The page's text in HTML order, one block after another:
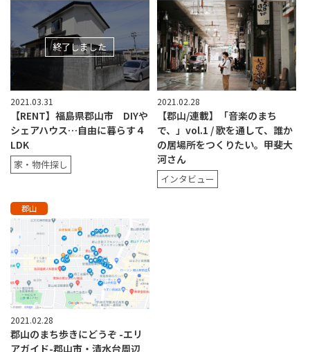
終了しました
2021.03.31
【RENT】福島県郡山市 DIYや
シェアハウス…自由に暮らす４
LDK
家・物件探し
2021.02.28
【郡山/連載】「音楽のまち
で、」vol.1 / 歌を通して、誰か
の居場所をつくりたい。甲斐大
河さん
インタビュー
郡山
2021.02.28
郡山のまち歩きにどうぞ -エリ
アガイド-郡山市・清水台周辺